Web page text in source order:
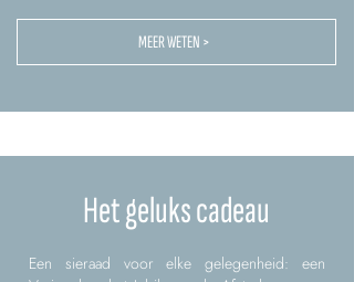
MEER WETEN >
Het geluks cadeau
Een sieraad voor elke gelegenheid: een